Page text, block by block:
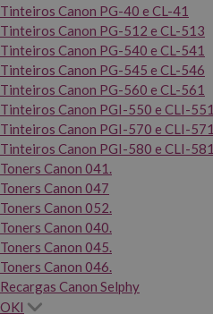
Tinteiros Canon PG-40 e CL-41
Tinteiros Canon PG-512 e CL-513
Tinteiros Canon PG-540 e CL-541
Tinteiros Canon PG-545 e CL-546
Tinteiros Canon PG-560 e CL-561
Tinteiros Canon PGI-550 e CLI-551
Tinteiros Canon PGI-570 e CLI-571
Tinteiros Canon PGI-580 e CLI-581
Toners Canon 041.
Toners Canon 047
Toners Canon 052.
Toners Canon 040.
Toners Canon 045.
Toners Canon 046.
Recargas Canon Selphy
OKI